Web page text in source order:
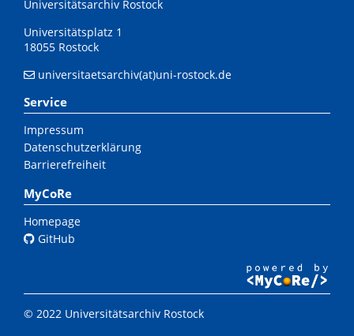
Universitätsarchiv Rostock
Universitätsplatz 1
18055 Rostock
universitaetsarchiv(at)uni-rostock.de
Service
Impressum
Datenschutzerklärung
Barrierefreiheit
MyCoRe
Homepage
GitHub
© 2022 Universitätsarchiv Rostock